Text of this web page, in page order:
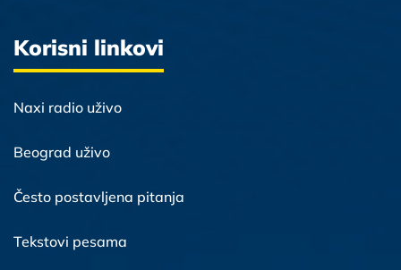
Korisni linkovi
Naxi radio uživo
Beograd uživo
Često postavljena pitanja
Tekstovi pesama